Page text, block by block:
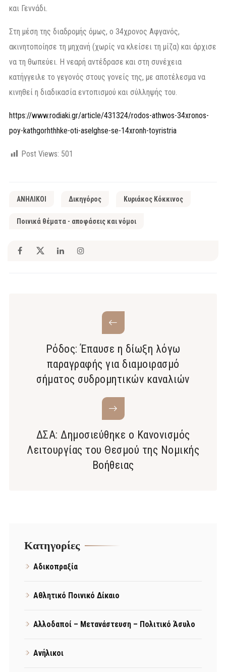
και Γεννάδι.
Στη μέση της διαδρομής όμως, ο 34χρονος Αφγανός,
ακινητοποίησε τη μηχανή (χωρίς να κλείσει τη μίζα) και άρχισε
να τη θωπεύει. Η νεαρή αντέδρασε και στη συνέχεια
κατήγγειλε το γεγονός στους γονείς της, με αποτέλεσμα να
κινηθεί η διαδικασία εντοπισμού και σύλληψής του.
https://www.rodiaki.gr/article/431324/rodos-athwos-34xronos-
poy-kathgorhthhke-oti-aselghse-se-14xronh-toyristria
Post Views: 501
ΑΝΗΛΙΚΟΙ Δικηγόρος Κυριάκος Κόκκινος
Ποινικά θέματα - αποφάσεις και νόμοι
Ρόδος: Έπαυσε η δίωξη λόγω
παραγραφής για διαμοιρασμό
σήματος συδρομητικών καναλιών
ΔΣΑ: Δημοσιεύθηκε ο Κανονισμός
Λειτουργίας του Θεσμού της Νομικής
Βοήθειας
Kατηγορίες
Αδικοπραξία
Αθλητικό Ποινικό Δίκαιο
Αλλοδαποί – Μετανάστευση – Πολιτικό Άσυλο
Ανήλικοι